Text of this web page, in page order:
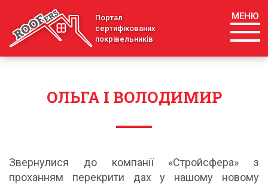
Портал
сертифікованих
покрівельників
МЕНЮ
ОЛЬГА І ВОЛОДИМИР
Звернулися до компанії «Стройсфера» з
проханням перекрити дах у нашому новому